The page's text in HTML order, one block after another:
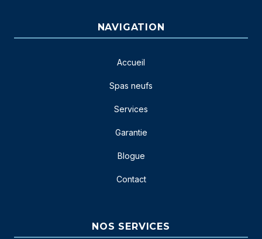
NAVIGATION
Accueil
Spas neufs
Services
Garantie
Blogue
Contact
NOS SERVICES